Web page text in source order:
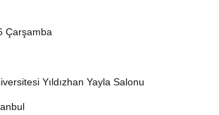
Çarşamba
Yıldızhan Yayla Salonu